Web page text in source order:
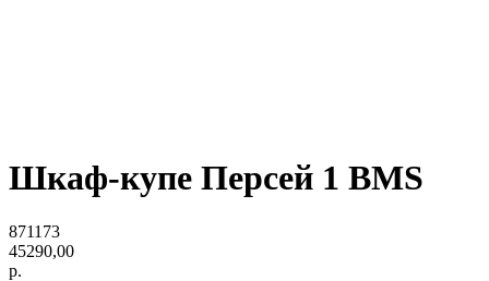
Шкаф-купе Персей 1 BMS
871173
45290,00
р.